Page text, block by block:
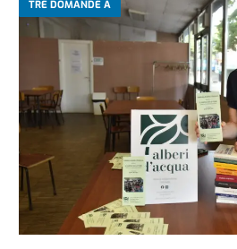
TRE DOMANDE A